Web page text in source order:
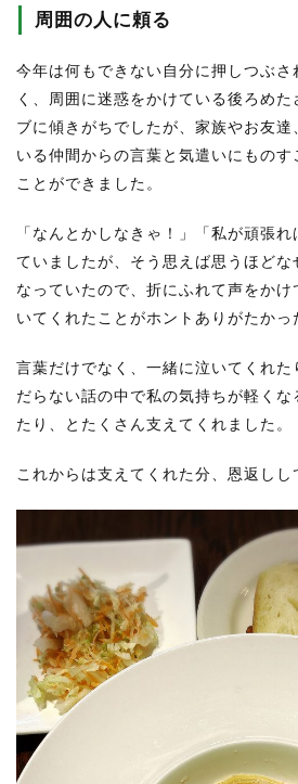
周囲の人に頼る
今年は何もできない自分に押しつぶさ
く、周囲に迷惑をかけている後ろめた
ブに傾きがちでしたが、家族やお友
いる仲間からの言葉と気遣いにものす
ことができました。
「なんとかしなきゃ！」「私が頑張
ていましたが、そう思えば思うほどな
なっていたので、折にふれて声をか
いてくれたことがホントありがたかっ
言葉だけでなく、一緒に泣いてくれた
だらない話の中で私の気持ちが軽く
たり、とたくさん支えてくれました。
これからは支えてくれた分、恩返しし